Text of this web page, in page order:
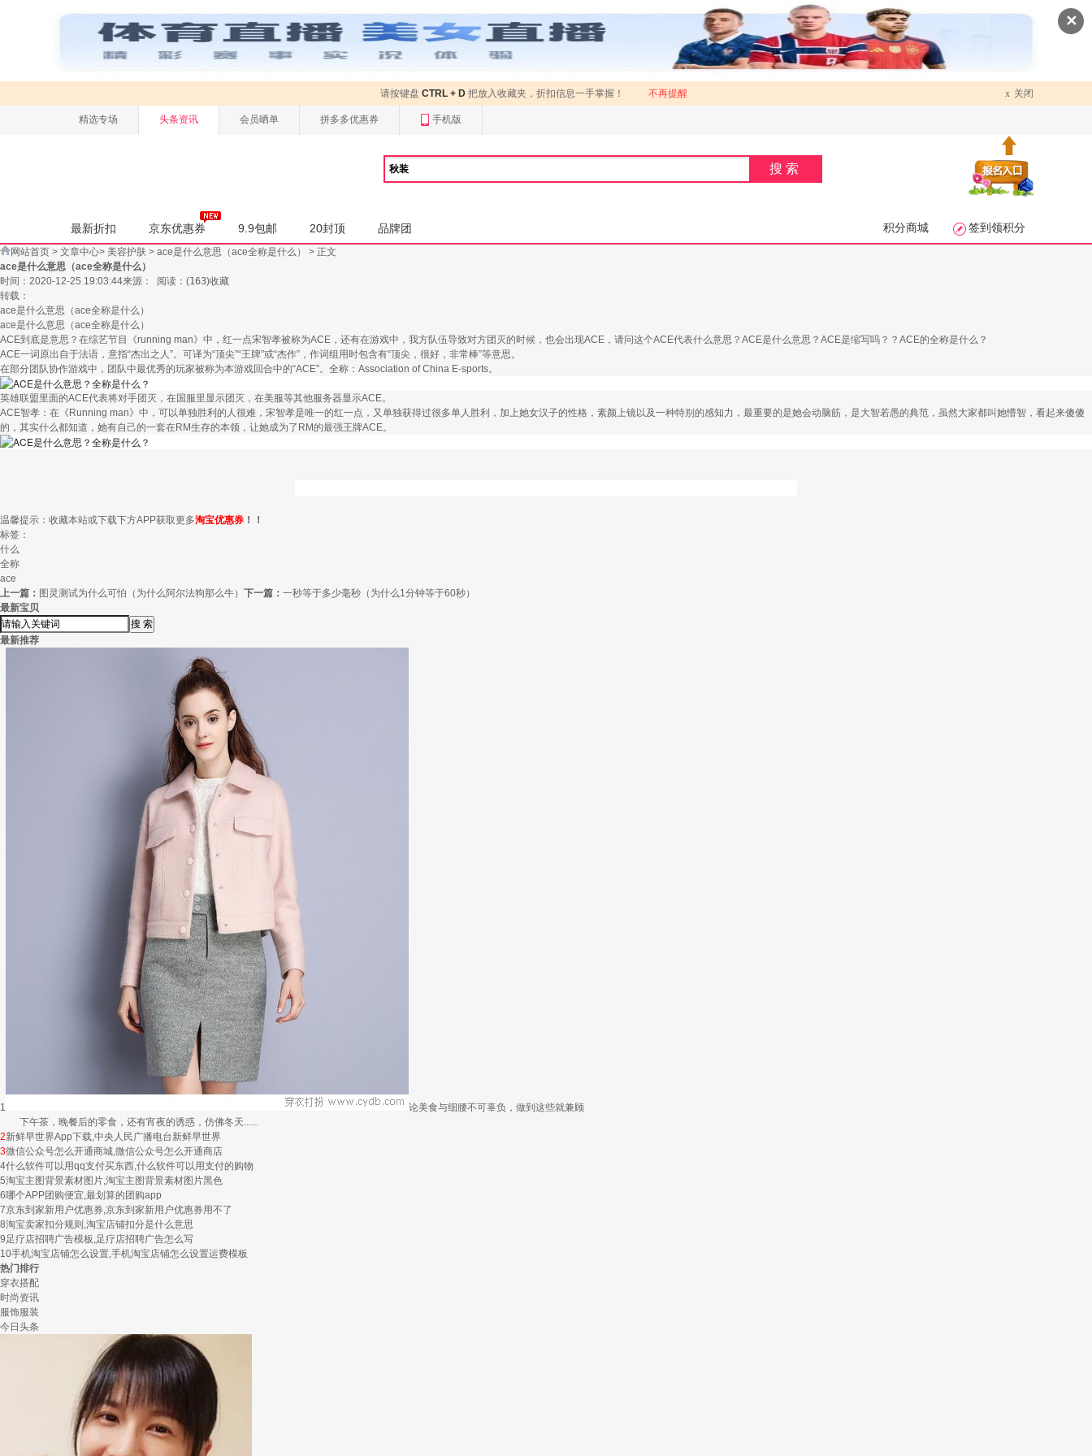
✕
请按键盘 CTRL + D 把放入收藏夹，折扣信息一手掌握！ 不再提醒 x 关闭
精选专场 头条资讯 会员晒单 拼多多优惠券 手机版
搜索
最新折扣 京东优惠券 9.9包邮 20封顶 品牌团 积分商城 签到领积分
网站首页 > 文章中心> 美容护肤 > ace是什么意思（ace全称是什么）
> 正文
ace是什么意思（ace全称是什么）
时间：2020-12-25 19:03:44来源： 阅读： (163)收藏
转载：
ace是什么意思（ace全称是什么）
ace是什么意思（ace全称是什么）
ACE到底是意思？在综艺节目《running man》中，红一点宋智孝被称为ACE，还有在游戏中，我方队伍导致对方团灭的时候，也会出现ACE，请问这个ACE代表什么意思？ACE是什么意思？ACE是缩写吗？？ACE的全称是什么？
ACE一词原出自于法语，意指“杰出之人”。可译为“顶尖”“王牌”或“杰作”，作词组用时包含有“顶尖，很好，非常棒”等意思。
在部分团队协作游戏中，团队中最优秀的玩家被称为本游戏回合中的“ACE”。全称：Association of China E-sports。
英雄联盟里面的ACE代表将对手团灭，在国服里显示团灭，在美服等其他服务器显示ACE。
ACE智孝：在《Running man》中，可以单独胜利的人很难，宋智孝是唯一的红一点，又单独获得过很多单人胜利，加上她女汉子的性格，素颜上镜以及一种特别的感知力，最重要的是她会动脑筋，是大智若愚的典范，虽然大家都叫她懵智，看起来傻傻
的，其实什么都知道，她有自己的一套在RM生存的本领，让她成为了RM的最强王牌ACE。
温馨提示：收藏本站或下载下方APP获取更多淘宝优惠券 ！！
标签：
什么
全称
ace
上一篇： 图灵测试为什么可怕（为什么阿尔法狗那么牛） 下一篇： 一秒等于多少毫秒（为什么1分钟等于60秒）
最新宝贝
最新推荐
1
论美食与细腰不可辜负，做到这些就兼顾
下午茶，晚餐后的零食，还有宵夜的诱惑，仿佛冬天......
2新鲜早世界App下载,中央人民广播电台新鲜早世界
3微信公众号怎么开通商城,微信公众号怎么开通商店
4什么软件可以用qq支付买东西,什么软件可以用支付的购物
5淘宝主图背景素材图片,淘宝主图背景素材图片黑色
6哪个APP团购便宜,最划算的团购app
7京东到家新用户优惠券,京东到家新用户优惠券用不了
8淘宝卖家扣分规则,淘宝店铺扣分是什么意思
9足疗店招聘广告模板,足疗店招聘广告怎么写
10手机淘宝店铺怎么设置,手机淘宝店铺怎么设置运费模板
热门排行
穿衣搭配
时尚资讯
服饰服装
今日头条